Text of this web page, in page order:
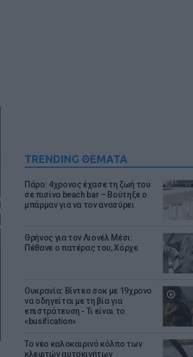
TRENDING ΘΕΜΑΤΑ
Πάρο: 4χρονος έχασε τη ζωή του
σε πισίνα beach bar – Βούτηξε ο
μπάρμαν για να τον ανασύρει
Θρήνος για τον Λιονέλ Μέσι:
Πέθανε ο πατέρας του, Χόρχε
Ουκρανία: Βίντεο σοκ με 19χρονο
να οδηγείται με τη βία για
επιστράτευση - Τι είναι το
«busification»
Το νέο καλοκαιρινό κόλπο των
κλεφτών αυτοκινήτων